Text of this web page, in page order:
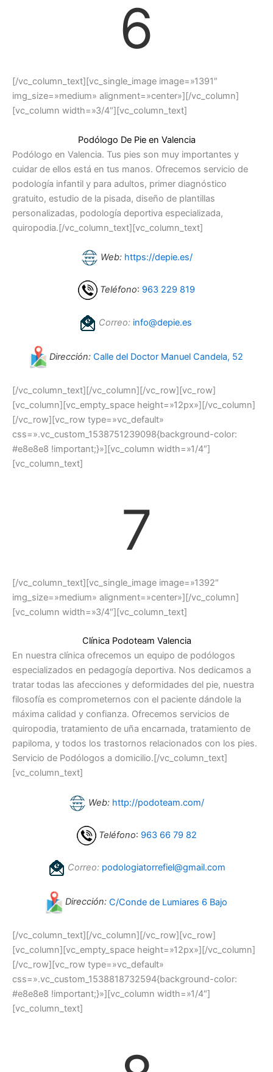
6
[/vc_column_text][vc_single_image image=»1391″
img_size=»medium» alignment=»center»][/vc_column]
[vc_column width=»3/4″][vc_column_text]
Podólogo De Pie en Valencia
Podólogo en Valencia. Tus pies son muy importantes y
cuidar de ellos está en tus manos. Ofrecemos servicio de
podología infantil y para adultos, primer diagnóstico
gratuito, estudio de la pisada, diseño de plantillas
personalizadas, podología deportiva especializada,
quiropodia.[/vc_column_text][vc_column_text]
Web: https://depie.es/
Teléfono: 963 229 819
Correo: info@depie.es
Dirección: Calle del Doctor Manuel Candela, 52
[/vc_column_text][/vc_column][/vc_row][vc_row]
[vc_column][vc_empty_space height=»12px»][/vc_column]
[/vc_row][vc_row type=»vc_default»
css=».vc_custom_1538751239098{background-color:
#e8e8e8 !important;}»][vc_column width=»1/4″]
[vc_column_text]
7
[/vc_column_text][vc_single_image image=»1392″
img_size=»medium» alignment=»center»][/vc_column]
[vc_column width=»3/4″][vc_column_text]
Clínica Podoteam Valencia
En nuestra clínica ofrecemos un equipo de podólogos
especializados en pedagogía deportiva. Nos dedicamos a
tratar todas las afecciones y deformidades del pie, nuestra
filosofía es comprometernos con el paciente dándole la
máxima calidad y confianza. Ofrecemos servicios de
quiropodia, tratamiento de uña encarnada, tratamiento de
papiloma, y todos los trastornos relacionados con los pies.
Servicio de Podólogos a domicilio.[/vc_column_text]
[vc_column_text]
Web: http://podoteam.com/
Teléfono: 963 66 79 82
Correo: podologiatorrefiel@gmail.com
Dirección: C/Conde de Lumiares 6 Bajo
[/vc_column_text][/vc_column][/vc_row][vc_row]
[vc_column][vc_empty_space height=»12px»][/vc_column]
[/vc_row][vc_row type=»vc_default»
css=».vc_custom_1538818732594{background-color:
#e8e8e8 !important;}»][vc_column width=»1/4″]
[vc_column_text]